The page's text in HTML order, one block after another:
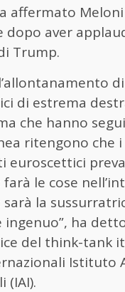
affermato
dopo aver
Trump.
di estrema
che hanno
ritengono che
euroscettici
farà le cose
sarà la
ha
del think-tank
Istituto
(IAI).